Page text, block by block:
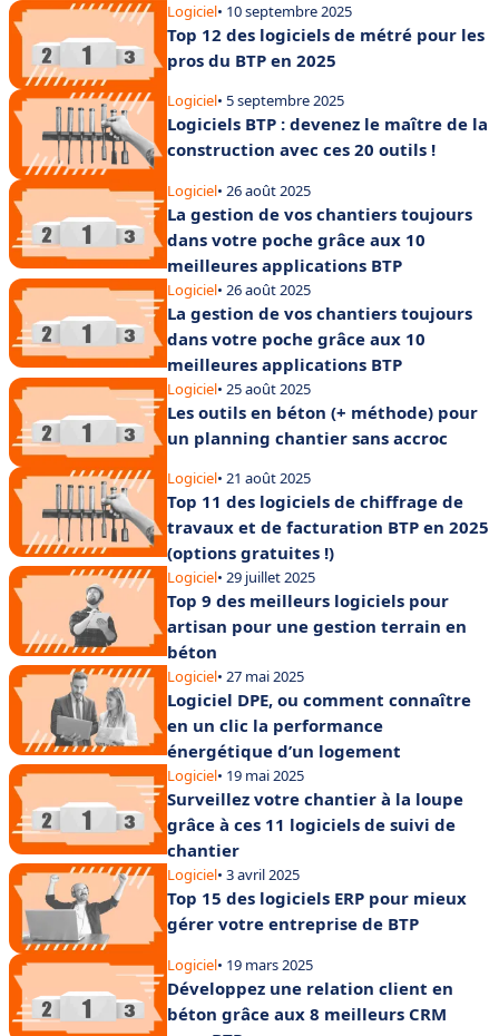
Logiciel• 10 septembre 2025
Top 12 des logiciels de métré pour les
pros du BTP en 2025
Logiciel• 5 septembre 2025
Logiciels BTP : devenez le maître de la
construction avec ces 20 outils !
Logiciel• 26 août 2025
La gestion de vos chantiers toujours
dans votre poche grâce aux 10
meilleures applications BTP
Logiciel• 26 août 2025
La gestion de vos chantiers toujours
dans votre poche grâce aux 10
meilleures applications BTP
Logiciel• 25 août 2025
Les outils en béton (+ méthode) pour
un planning chantier sans accroc
Logiciel• 21 août 2025
Top 11 des logiciels de chiffrage de
travaux et de facturation BTP en 2025
(options gratuites !)
Logiciel• 29 juillet 2025
Top 9 des meilleurs logiciels pour
artisan pour une gestion terrain en
béton
Logiciel• 27 mai 2025
Logiciel DPE, ou comment connaître
en un clic la performance
énergétique d’un logement
Logiciel• 19 mai 2025
Surveillez votre chantier à la loupe
grâce à ces 11 logiciels de suivi de
chantier
Logiciel• 3 avril 2025
Top 15 des logiciels ERP pour mieux
gérer votre entreprise de BTP
Logiciel• 19 mars 2025
Développez une relation client en
béton grâce aux 8 meilleurs CRM